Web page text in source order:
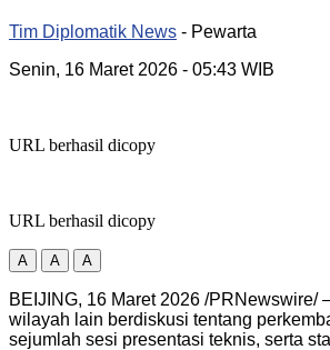
Tim Diplomatik News - Pewarta
Senin, 16 Maret 2026 - 05:43 WIB
URL berhasil dicopy
URL berhasil dicopy
A A A
BEIJING, 16 Maret 2026 /
wilayah lain berdiskusi tentang
sejumlah sesi presentasi teknis, serta